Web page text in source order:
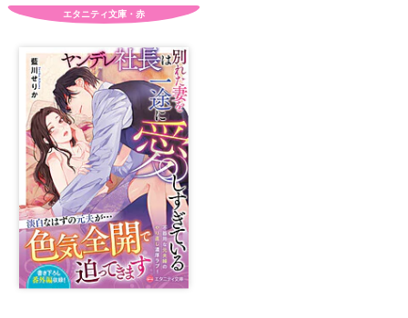
エタニティ文庫・赤